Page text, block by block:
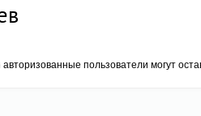
пользователи могут